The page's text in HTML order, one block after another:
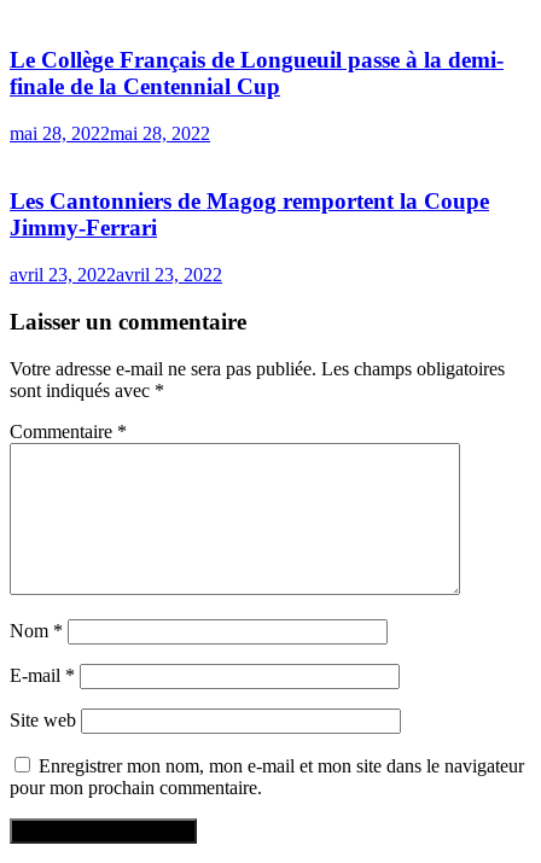
Le Collège Français de Longueuil passe à la demi-
finale de la Centennial Cup
mai 28, 2022mai 28, 2022
Les Cantonniers de Magog remportent la Coupe
Jimmy-Ferrari
avril 23, 2022avril 23, 2022
Laisser un commentaire
Votre adresse e-mail ne sera pas publiée. Les champs obligatoires
sont indiqués avec *
Commentaire *
Nom *
E-mail *
Site web
Enregistrer mon nom, mon e-mail et mon site dans le navigateur
pour mon prochain commentaire.